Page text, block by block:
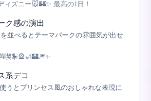
ィズニー🐭🏰✨ 最高の1日！
ク感の演出
並べるとテーマパークの雰囲気が出せ
喫🎠🎡🎢🏰🎆✨
系デコ
うとプリンセス風のおしゃれな表現に